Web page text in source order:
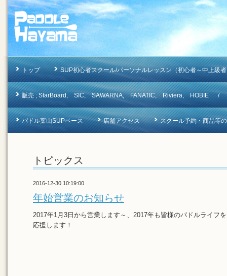
トップ SUP初心者スクール/パーソナルレッスン（初心者～中上級
販売 ; StarBoard, SIC, SAWARNA, FANATIC, Riviera, HOBIE /
パドル葉山SUPベース 店舗アクセス スクール予約・商品
トピックス
2016-12-30 10:19:00
年始営業のお知らせ
2017年1月3日から営業します～、2017年も皆様のパドルライフを
応援します！